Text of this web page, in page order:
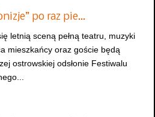
po raz pie…
letnią sceną pełną teatru, muzyki
mieszkańcy oraz goście będą
ostrowskiej odsłonie Festiwalu